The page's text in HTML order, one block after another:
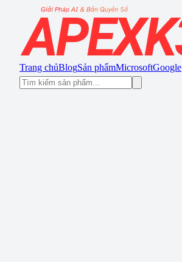
Trang chủBlogSản phẩmMicrosoftGoogle